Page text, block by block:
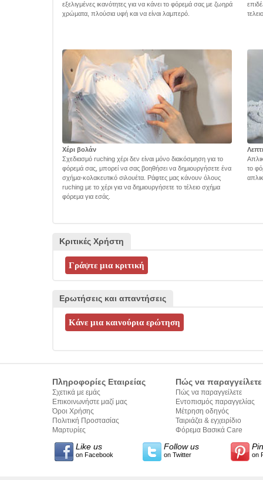
εξελιγμένες ικανότητες για να κάνει το φόρεμά σας με ζωηρά
χρώματα, πλούσια υφή και να είναι λαμπερό.
Χέρι βολάν
Σχεδιασμό ruching χέρι δεν είναι μόνο διακόσμηση για το
φόρεμά σας, μπορεί να σας βοηθήσει να δημιουργήσετε ένα
σχήμα-κολακευτικό σιλουέτα. Ράφτες μας κάνουν όλους
ruching με το χέρι για να δημιουργήσετε το τέλειο σχήμα
φόρεμα για εσάς.
το
Κριτικές Χρήστη
Ερωτήσεις και απαντήσεις
Πληροφορίες Εταιρείας
Σχετικά με εμάς
Επικοινωνήστε μαζί μας
Όροι Χρήσης
Πολιτική Προστασίας
Προσωπικών Δεδομένων
Μαρτυρίες
Πώς να παραγγείλετε
Πώς να παραγγείλετε
Εντοπισμός παραγγελίας
Μέτρηση οδηγός
Ταιριάζει & εγχειρίδιο
σύνταξης κειμένων
Φόρεμα Βασικά Care
Like us
on Facebook
Follow us
on Twitter on